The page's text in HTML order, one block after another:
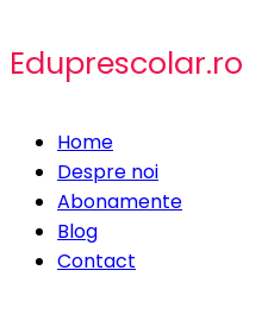
Eduprescolar.ro
Home
Despre noi
Abonamente
Blog
Contact